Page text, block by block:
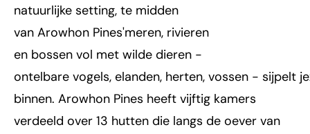
natuurlijke setting, te midden
van Arowhon Pines'meren, rivieren
en bossen vol met wilde dieren -
ontelbare vogels, elanden, herten, vossen - sijpelt
binnen. Arowhon Pines heeft vijftig kamers
verdeeld over 13 hutten die langs de oever van